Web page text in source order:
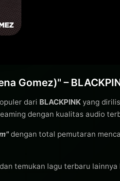
Gomez)" –
dari BLACKPINK yang
dengan kualitas audio
dengan total pemutaran
dan temukan lagu terbaru